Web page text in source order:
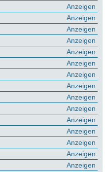
Anzeigen
Anzeigen
Anzeigen
Anzeigen
Anzeigen
Anzeigen
Anzeigen
Anzeigen
Anzeigen
Anzeigen
Anzeigen
Anzeigen
Anzeigen
Anzeigen
Anzeigen